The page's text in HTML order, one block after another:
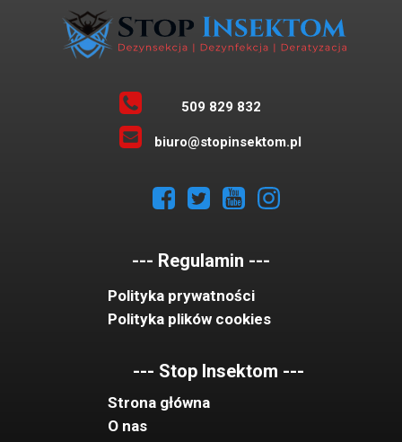
Strona główna
O nas
--- Stop Insektom ---
Polityka prywatności
Polityka plików cookies
--- Regulamin ---
509 829 832
biuro@stopinsektom.pl